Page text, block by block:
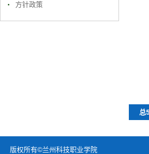
方针政策
总
版权所有©兰州科技职业学院